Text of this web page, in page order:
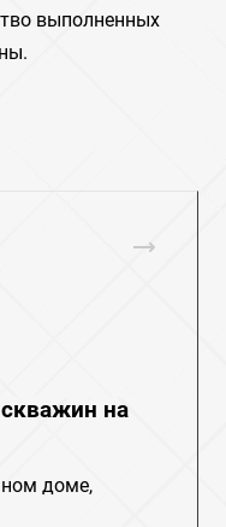
выполненных
на
доме,